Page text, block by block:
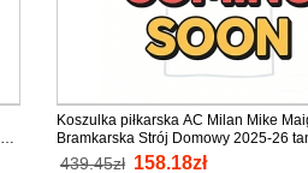
Koszulka piłkarska AC Milan Mike
Bramkarska Strój Domowy 2025-26
Rękaw
439.45zł 158.18zł